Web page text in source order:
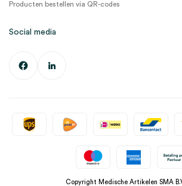
Producten bestellen via QR-codes
Social media
Copyright Medische Artikelen SMA